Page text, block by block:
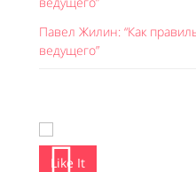
Павел Жилин: “Как
ведущего”
Like It